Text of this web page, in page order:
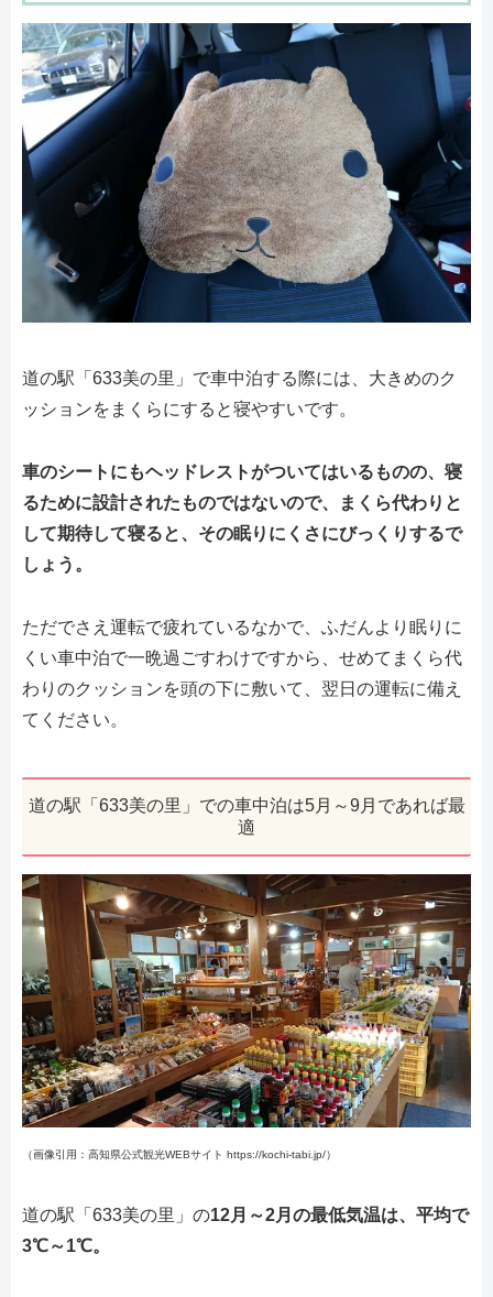
道の駅「633美の里」で車中泊する際には、大きめのク
ッションをまくらにすると寝やすいです。
車のシートにもヘッドレストがついてはいるものの、寝
るために設計されたものではないので、まくら代わりと
して期待して寝ると、その眠りにくさにびっくりするで
しょう。
ただでさえ運転で疲れているなかで、ふだんより眠りに
くい車中泊で一晩過ごすわけですから、せめてまくら代
わりのクッションを頭の下に敷いて、翌日の運転に備え
てください。
道の駅「633美の里」での車中泊は5月～9月であれば最
適
（画像引用：高知県公式観光WEBサイト https://kochi-tabi.jp/）
道の駅「633美の里」の12月～2月の最低気温は、平均で
3℃～1℃。